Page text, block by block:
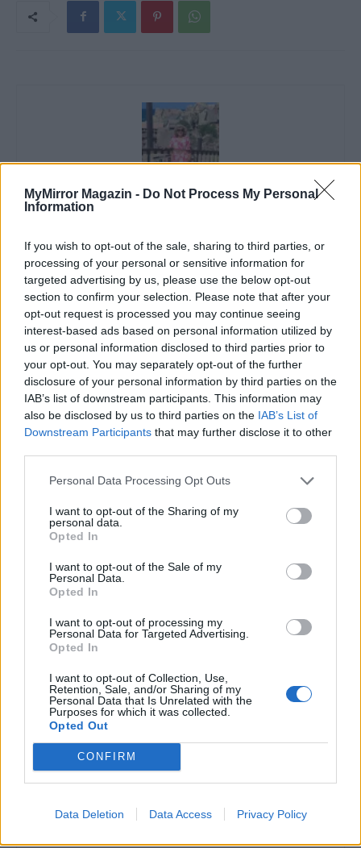
MyMirror Magazin - Do Not Process My Personal
Information
If you wish to opt-out of the sale, sharing to third parties, or
processing of your personal or sensitive information for
targeted advertising by us, please use the below opt-out
section to confirm your selection. Please note that after your
opt-out request is processed you may continue seeing
interest-based ads based on personal information utilized by
us or personal information disclosed to third parties prior to
your opt-out. You may separately opt-out of the further
disclosure of your personal information by third parties on the
IAB’s list of downstream participants. This information may
also be disclosed by us to third parties on the IAB’s List of
Downstream Participants that may further disclose it to other
Personal Data Processing Opt Outs
I want to opt-out of the Sharing of my
personal data.
Opted In
I want to opt-out of the Sale of my
Personal Data.
Opted In
I want to opt-out of processing my
Personal Data for Targeted Advertising.
Opted In
I want to opt-out of Collection, Use,
Retention, Sale, and/or Sharing of my
Personal Data that Is Unrelated with the
Purposes for which it was collected.
Opted Out
CONFIRM
Data Deletion Data Access Privacy Policy
Oktatás és nevelés területén dolgozom, de minden
szabadidőmben írok. Szeretek belesni a hétköznapok függönye
mögé és közben keresem az embert, a nőt a jól legyártott álarcok
mögött. Néha meséket is írok, de gyakrabban novellákat,
cikkeket és apró vicces történeteket.
KAPCSOLÓDÓ CIKKEK TÖBB A SZERZŐTŐL
Pedig szóltam… – Miért nem hiszünk a
nőknek, amikor segítséget kérnek?
Elyna Robbs: Adéle és az örökölt
árnyak 13. rész
HOZZÁSZÓLOK A CIKKHEZ